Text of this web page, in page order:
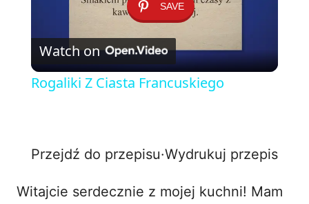
SAVE
P
l
y
V
Watch on
Rogaliki Z Ciasta Francuskiego
Przejdź do przepisu·Wydrukuj przepis
Witajcie serdecznie z mojej kuchni! Mam